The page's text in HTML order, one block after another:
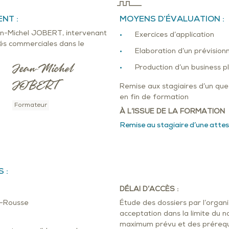
:
Michel JOBERT, intervenant
commerciales dans le
Jean-Michel
JOBERT
Formateur
MOYENS D’ÉVALUATION :
Exercices d’application
Elaboration d’un
Production d’un business
Remise aux stagiaires d’un
en fin de formation
À L’ISSUE DE LA FORMATION
Remise au stagiaire d’une
:
DÉLAI D’ACCÈS :
Étude des dossiers par
acceptation dans la limite du
maximum prévu et des